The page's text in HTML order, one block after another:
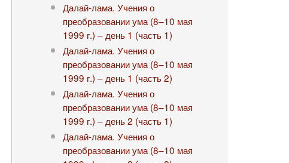
Далай-лама. Учения о
преобразовании ума (8–10 мая
1999 г.) – день 1 (часть 1)
Далай-лама. Учения о
преобразовании ума (8–10 мая
1999 г.) – день 1 (часть 2)
Далай-лама. Учения о
преобразовании ума (8–10 мая
1999 г.) – день 2 (часть 1)
Далай-лама. Учения о
преобразовании ума (8–10 мая